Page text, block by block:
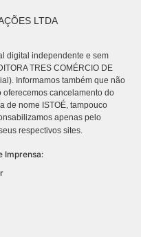
LTDA
digital independente e sem
TRES COMÉRCIO DE
Informamos também que não
cancelamento do
de nome ISTOÉ, tampouco
apenas pelo
respectivos sites.
Imprensa: